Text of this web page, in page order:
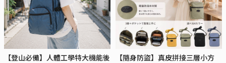
【登山必備】人體工學特大機能後
【隨身防盜】真皮拼接三層小方